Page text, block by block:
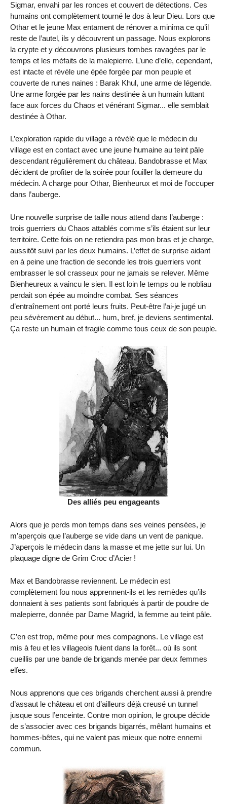
Sigmar, envahi par les ronces et couvert de détections. Ces
humains ont complètement tourné le dos à leur Dieu. Lors que
Othar et le jeune Max entament de rénover a minima ce qu’il
reste de l’autel, ils y découvrent un passage. Nous explorons
la crypte et y découvrons plusieurs tombes ravagées par le
temps et les méfaits de la malepierre. L’une d’elle, cependant,
est intacte et révèle une épée forgée par mon peuple et
couverte de runes naines : Barak Khul, une arme de légende.
Une arme forgée par les nains destinée à un humain luttant
face aux forces du Chaos et vénérant Sigmar... elle semblait
destinée à Othar.
L’exploration rapide du village a révélé que le médecin du
village est en contact avec une jeune humaine au teint pâle
descendant régulièrement du château. Bandobrasse et Max
décident de profiter de la soirée pour fouiller la demeure du
médecin. A charge pour Othar, Bienheurux et moi de l’occuper
dans l’auberge.
Une nouvelle surprise de taille nous attend dans l’auberge :
trois guerriers du Chaos attablés comme s’ils étaient sur leur
territoire. Cette fois on ne retiendra pas mon bras et je charge,
aussitôt suivi par les deux humains. L’effet de surprise aidant
en à peine une fraction de seconde les trois guerriers vont
embrasser le sol crasseux pour ne jamais se relever. Même
Bienheureux a vaincu le sien. Il est loin le temps ou le nobliau
perdait son épée au moindre combat. Ses séances
d’entraînement ont porté leurs fruits. Peut-être l’ai-je jugé un
peu sévèrement au début... hum, bref, je deviens sentimental.
Ça reste un humain et fragile comme tous ceux de son peuple.
Des alliés peu engageants
Alors que je perds mon temps dans ses veines pensées, je
m’aperçois que l’auberge se vide dans un vent de panique.
J’aperçois le médecin dans la masse et me jette sur lui. Un
plaquage digne de Grim Croc d’Acier !
Max et Bandobrasse reviennent. Le médecin est
complètement fou nous apprennent-ils et les remèdes qu’ils
donnaient à ses patients sont fabriqués à partir de poudre de
malepierre, donnée par Dame Magrid, la femme au teint pâle.
C’en est trop, même pour mes compagnons. Le village est
mis à feu et les villageois fuient dans la forêt... où ils sont
cueillis par une bande de brigands menée par deux femmes
elfes.
Nous apprenons que ces brigands cherchent aussi à prendre
d’assaut le château et ont d’ailleurs déjà creusé un tunnel
jusque sous l’enceinte. Contre mon opinion, le groupe décide
de s’associer avec ces brigands bigarrés, mêlant humains et
hommes-bêtes, qui ne valent pas mieux que notre ennemi
commun.